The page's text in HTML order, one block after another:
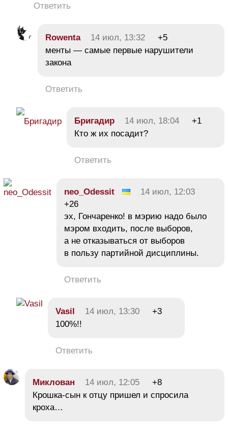
Ответить
Rowenta 14 июл, 13:32
+5
менты — самые первые нарушители
закона
Ответить
Бригадир 14 июл, 18:04
+1
Кто ж их посадит?
Ответить
neo_Odessit
14 июл, 12:03
+26
эх, Гончаренко! в мэрию надо было
мэром входить, после выборов,
а не отказываться от выборов
в пользу партийной дисциплины.
Ответить
Vasil 14 июл, 13:30
+3
100%!!
Ответить
Миклован 14 июл, 12:05
+8
Крошка-сын к отцу пришел и спросила
кроха…